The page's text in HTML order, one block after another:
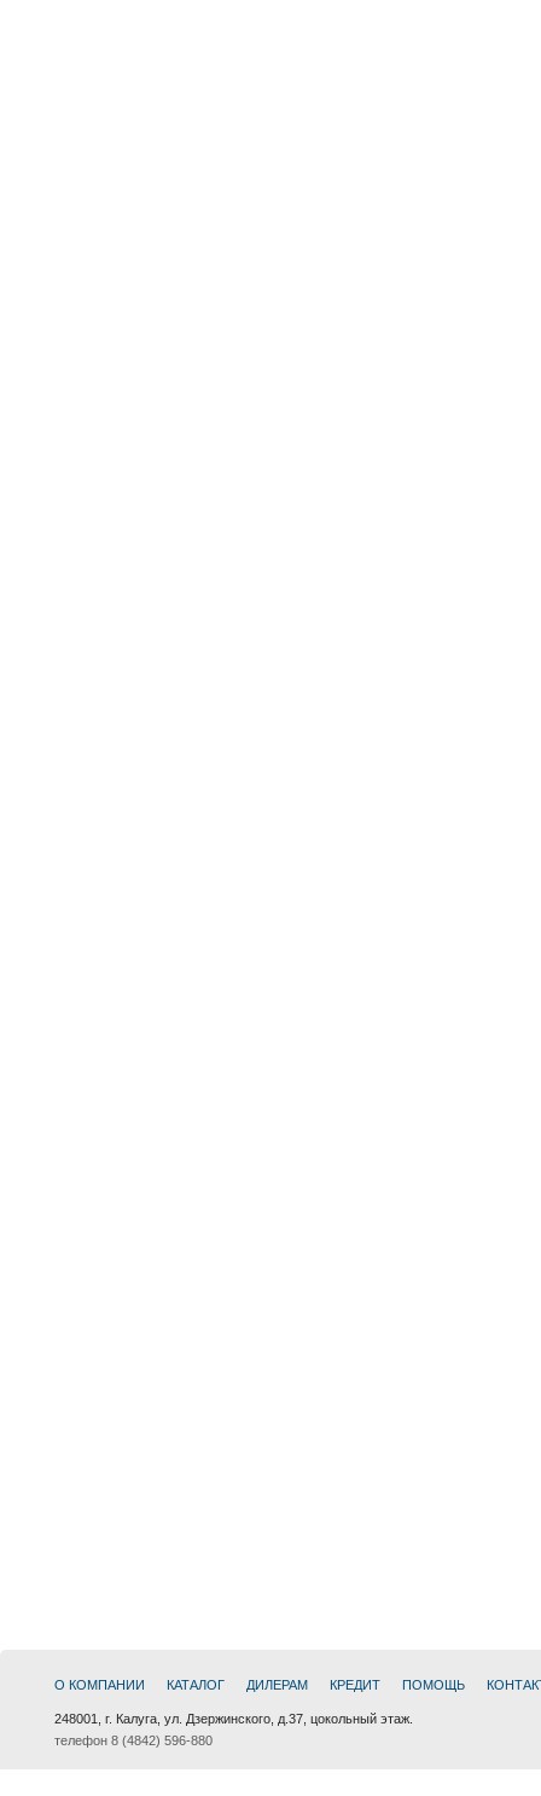
О КОМПАНИИ КАТАЛОГ ДИЛЕРАМ КРЕДИТ ПОМОЩЬ
248001, г. Калуга, ул. Дзержинского, д.37, цокольный этаж.
телефон 8 (4842) 596-880